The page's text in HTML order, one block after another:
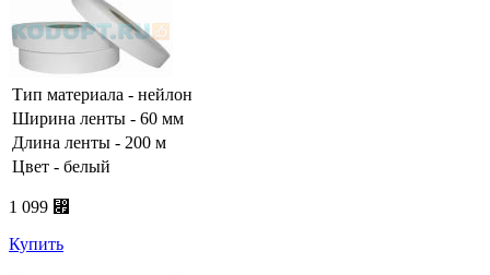
Тип материала - нейлон
Ширина ленты - 60 мм
Длина ленты - 200 м
Цвет - белый
1 099 ⃏
Купить